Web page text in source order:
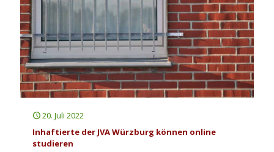
20. Juli 2022
Inhaftierte der JVA Würzburg können online
studieren